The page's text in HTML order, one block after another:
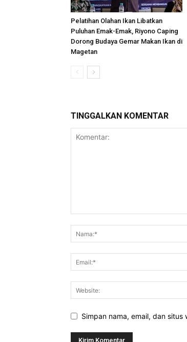
Pelatihan Olahan Ikan Libatkan
Puluhan Emak-Emak, Riyono Caping
Dorong Budaya Gemar Makan Ikan di
Magetan
TINGGALKAN KOMENTAR
Simpan nama, email, dan